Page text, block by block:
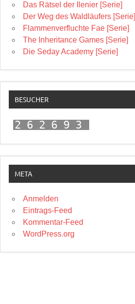
Das Rätsel der Ilenier [Serie]
Der Weg des Waldläufers [Serie]
Flammenverfluchte Fae [Serie]
The Inheritance Games [Serie]
Die Seday Academy [Serie]
BESUCHER
262693
META
Anmelden
Eintrags-Feed
Kommentar-Feed
WordPress.org